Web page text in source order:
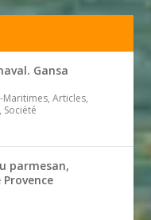
Gansa
Articles,
Société
parmesan,